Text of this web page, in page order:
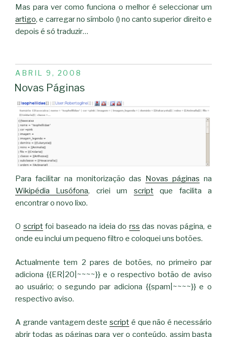
Mas para ver como funciona o melhor é seleccionar um
artigo, e carregar no símbolo () no canto superior direito e
depois é só traduzir…
PUBLICADO
EM
ABRIL 9, 2008
Novas Páginas
Para facilitar na monitorização das Novas páginas na
Wikipédia Lusófona, criei um scriptque facilita a
encontrar o novo lixo.
O scriptfoi baseado na ideia do rss das novas página, e
onde eu inclui um pequeno filtro e coloquei uns botões.
Actualmente tem 2 pares de botões, no primeiro par
adiciona {{ER|20|~~~~}} e o respectivo botão de aviso
ao usuário; o segundo par adiciona {{spam|~~~~}} e o
respectivo aviso.
A grande vantagem destescript é que não é necessário
abrir todas as páginas para ver o conteúdo, assim basta